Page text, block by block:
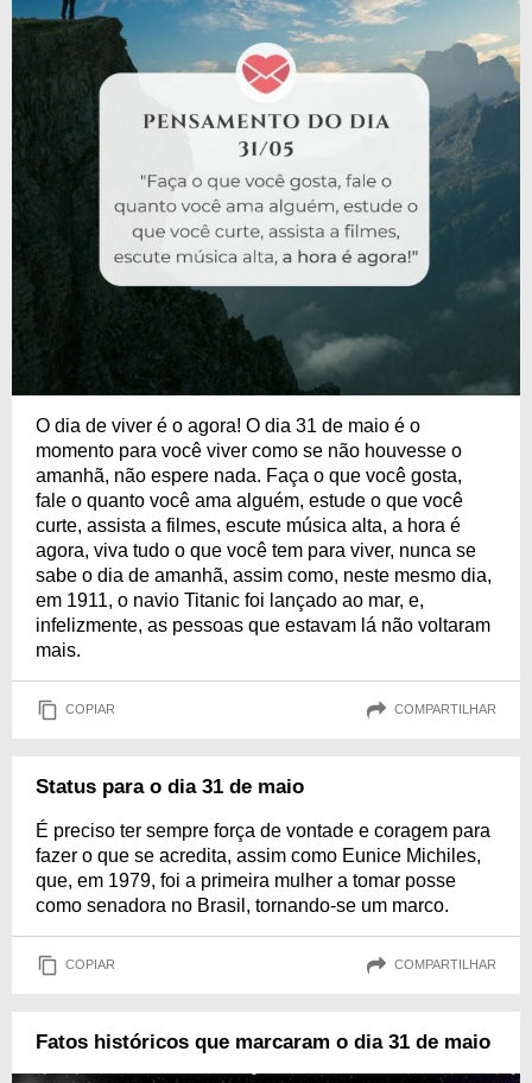
O dia de viver é o agora! O dia 31 de maio é o
momento para você viver como se não houvesse o
amanhã, não espere nada. Faça o que você gosta,
fale o quanto você ama alguém, estude o que você
curte, assista a filmes, escute música alta, a hora é
agora, viva tudo o que você tem para viver, nunca se
sabe o dia de amanhã, assim como, neste mesmo dia,
em 1911, o navio Titanic foi lançado ao mar, e,
infelizmente, as pessoas que estavam lá não voltaram
mais.
COPIAR COMPARTILHAR
Status para o dia 31 de maio
É preciso ter sempre força de vontade e coragem para
fazer o que se acredita, assim como Eunice Michiles,
que, em 1979, foi a primeira mulher a tomar posse
como senadora no Brasil, tornando-se um marco.
COPIAR COMPARTILHAR
Fatos históricos que marcaram o dia 31 de maio